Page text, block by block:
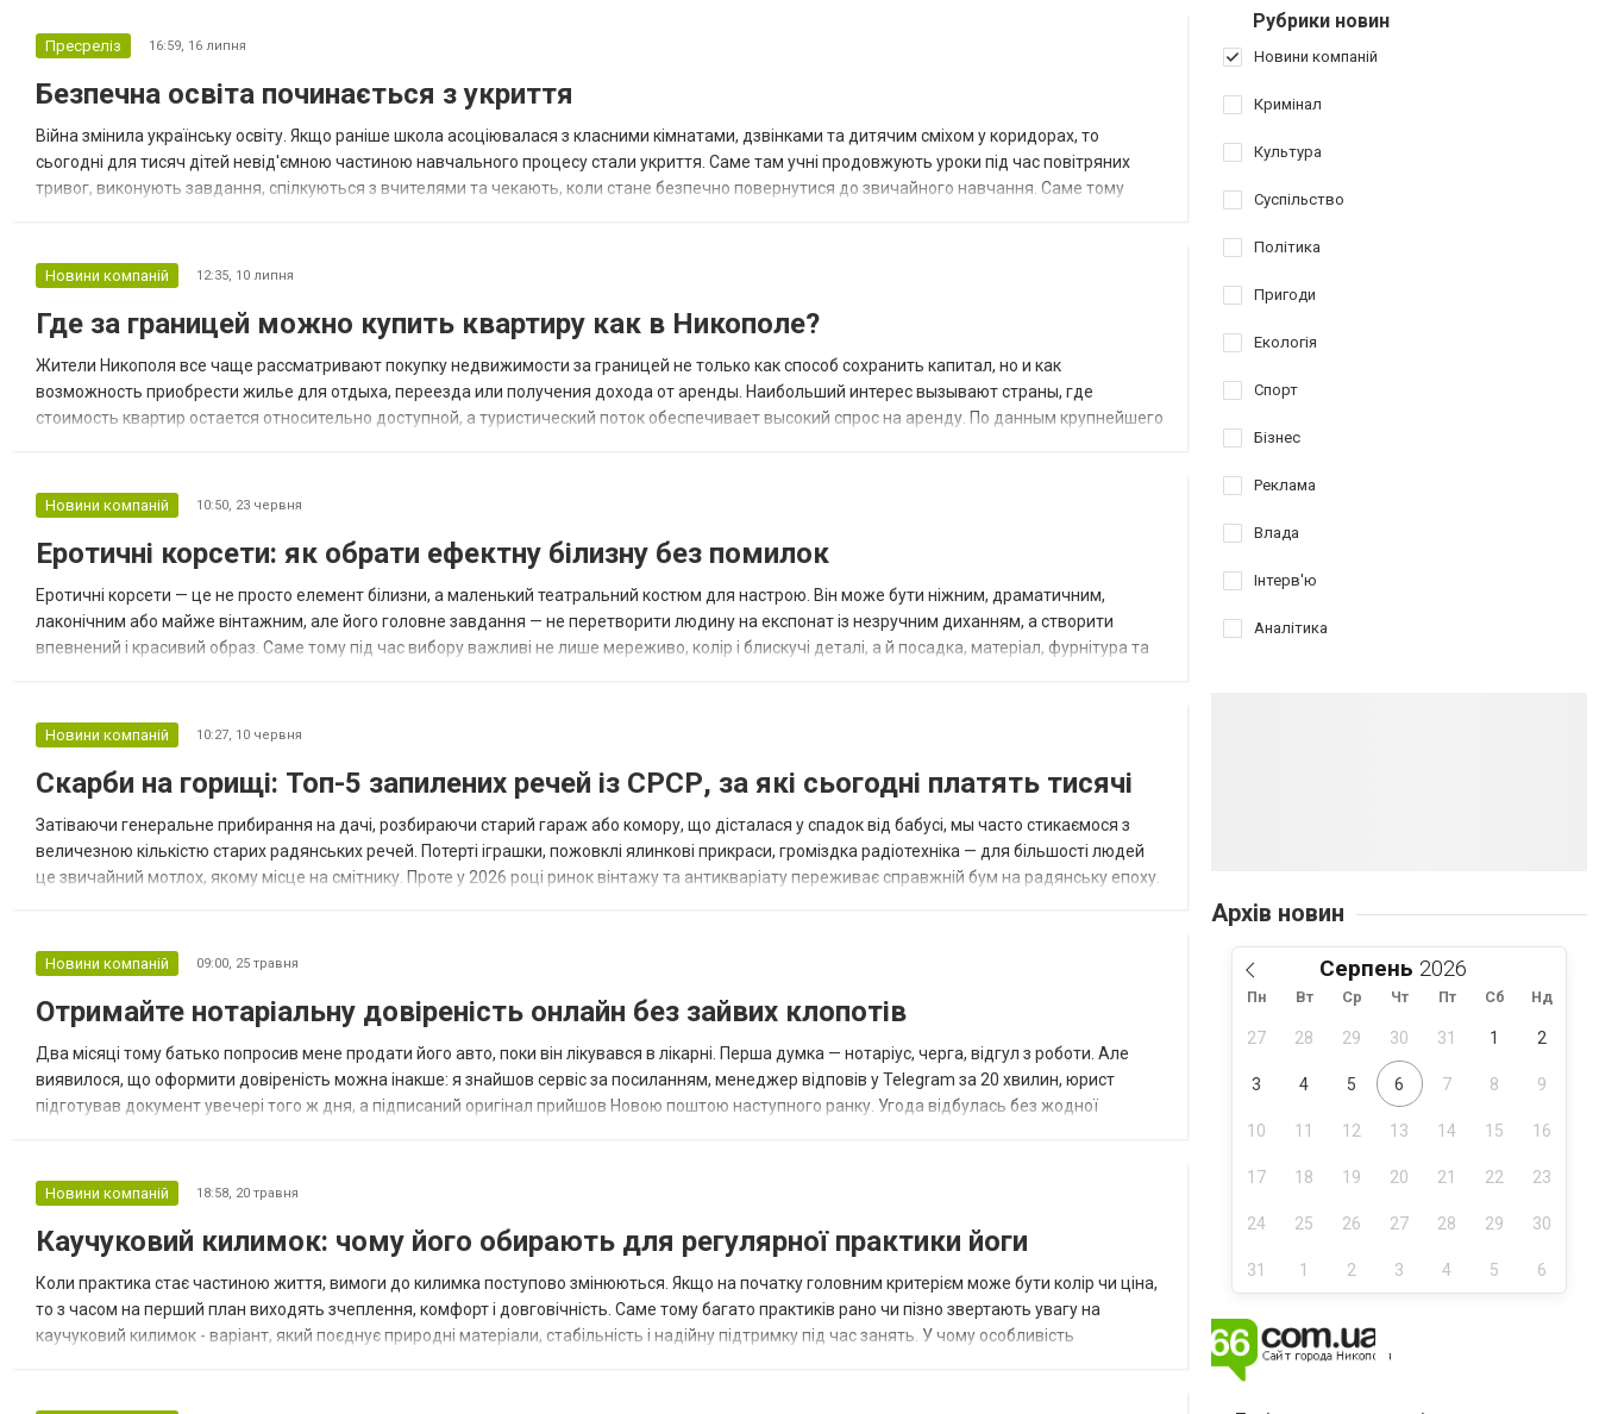
Пресреліз 16:59, 16 липня
Безпечна освіта починається з укриття
Війна змінила українську освіту. Якщо раніше школа асоціювалася з класними кімнатами, дзвінками та дитячим сміхом у коридорах, то
сьогодні для тисяч дітей невід'ємною частиною навчального процесу стали укриття. Саме там учні продовжують уроки під час повітряних
тривог, виконують завдання, спілкуються з вчителями та чекають, коли стане безпечно повернутися до звичайного навчання. Саме тому
Новини компаній 12:35, 10 липня
Где за границей можно купить квартиру как в Никополе?
Жители Никополя все чаще рассматривают покупку недвижимости за границей не только как способ сохранить капитал, но и как
возможность приобрести жилье для отдыха, переезда или получения дохода от аренды. Наибольший интерес вызывают страны, где
стоимость квартир остается относительно доступной, а туристический поток обеспечивает высокий спрос на аренду. По данным крупнейшего
Новини компаній 10:50, 23 червня
Еротичні корсети: як обрати ефектну білизну без помилок
Еротичні корсети — це не просто елемент білизни, а маленький театральний костюм для настрою. Він може бути ніжним, драматичним,
лаконічним або майже вінтажним, але його головне завдання — не перетворити людину на експонат із незручним диханням, а створити
впевнений і красивий образ. Саме тому під час вибору важливі не лише мереживо, колір і блискучі деталі, а й посадка, матеріал, фурнітура та
Новини компаній 10:27, 10 червня
Скарби на горищі: Топ-5 запилених речей із СРСР, за які сьогодні платять тисячі
Затіваючи генеральне прибирання на дачі, розбираючи старий гараж або комору, що дісталася у спадок від бабусі, мы часто стикаємося з
величезною кількістю старих радянських речей. Потерті іграшки, пожовклі ялинкові прикраси, громіздка радіотехніка — для більшості людей
це звичайний мотлох, якому місце на смітнику. Проте у 2026 році ринок вінтажу та антикваріату переживає справжній бум на радянську епоху.
Новини компаній 09:00, 25 травня
Отримайте нотаріальну довіреність онлайн без зайвих клопотів
Два місяці тому батько попросив мене продати його авто, поки він лікувався в лікарні. Перша думка — нотаріус, черга, відгул з роботи. Але
виявилося, що оформити довіреність можна інакше: я знайшов сервіс за посиланням, менеджер відповів у Telegram за 20 хвилин, юрист
підготував документ увечері того ж дня, а підписаний оригінал прийшов Новою поштою наступного ранку. Угода відбулась без жодної
Новини компаній 18:58, 20 травня
Каучуковий килимок: чому його обирають для регулярної практики йоги
Коли практика стає частиною життя, вимоги до килимка поступово змінюються. Якщо на початку головним критерієм може бути колір чи ціна,
то з часом на перший план виходять зчеплення, комфорт і довговічність. Саме тому багато практиків рано чи пізно звертають увагу на
каучуковий килимок - варіант, який поєднує природні матеріали, стабільність і надійну підтримку під час занять. У чому особливість
Рубрики новин
Новини компаній
Кримінал
Культура
Суспільство
Політика
Пригоди
Екологія
Спорт
Бізнес
Реклама
Влада
Інтерв'ю
Аналітика
Архів новин
Серпень
Пн Вт Ср Чт Пт Сб Нд
27 28 29 30 31 1 2
3 4 5 6 7 8 9
10 11 12 13 14 15 16
17 18 19 20 21 22 23
24 25 26 27 28 29 30
31 1 2 3 4 5 6